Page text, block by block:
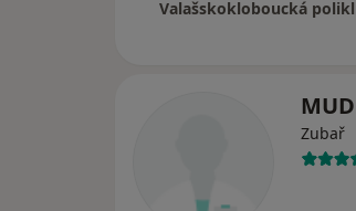
Valašskokloboucká
Zubař